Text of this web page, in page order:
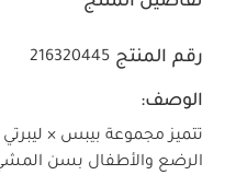
رقم المنتج 216320445
الوصف:
تتميز مجموعة بيبس ×
الرضع والأطفال بسن المشي